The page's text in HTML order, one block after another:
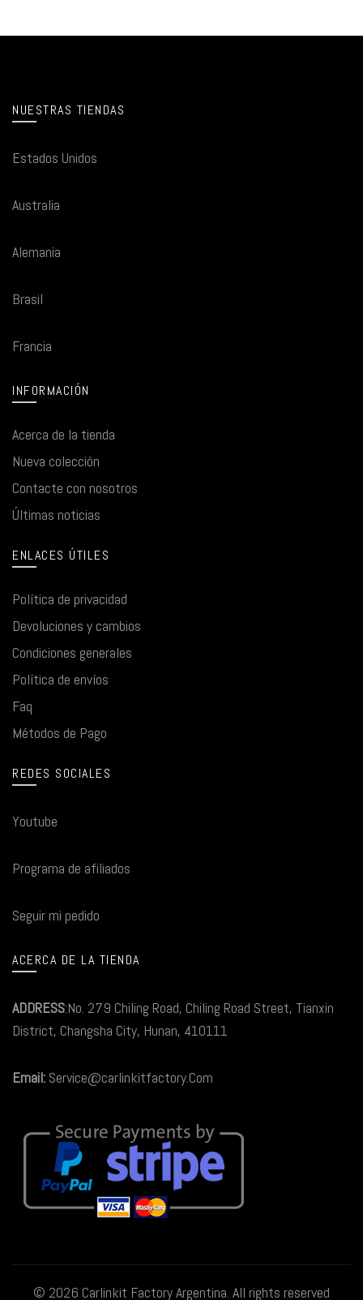
NUESTRAS TIENDAS
Estados Unidos
Australia
Alemania
Brasil
Francia
INFORMACIÓN
Acerca de la tienda
Nueva colección
Contacte con nosotros
Últimas noticias
ENLACES ÚTILES
Política de privacidad
Devoluciones y cambios
Condiciones generales
Política de envíos
Faq
Métodos de Pago
REDES SOCIALES
Youtube
Programa de afiliados
Seguir mi pedido
ACERCA DE LA TIENDA
ADDRESS:No. 279 Chiling Road, Chiling Road Street, Tianxin
District, Changsha City, Hunan, 410111
Email: Service@carlinkitfactory.Com
© 2026 Carlinkit Factory Argentina. All rights reserved